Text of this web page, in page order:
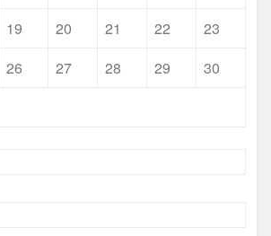
19 20 21 22
23
26 27 28 29
30